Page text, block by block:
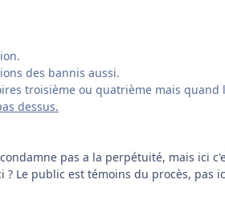
des bannis aussi.
troisième ou quatrième mais quand
dessus.
pas a la perpétuité, mais ici
Le public est témoins du procès, pas